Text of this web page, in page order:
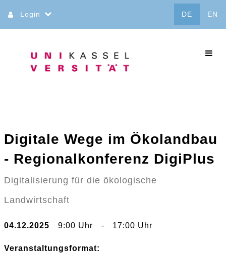
zum
Inhalt
Login DE EN
Digitale Wege im Ökolandbau
- Regionalkonferenz DigiPlus
Digitalisierung für die ökologische
Landwirtschaft
04.12.2025 9:00 Uhr - 17:00 Uhr
Veranstaltungsformat: